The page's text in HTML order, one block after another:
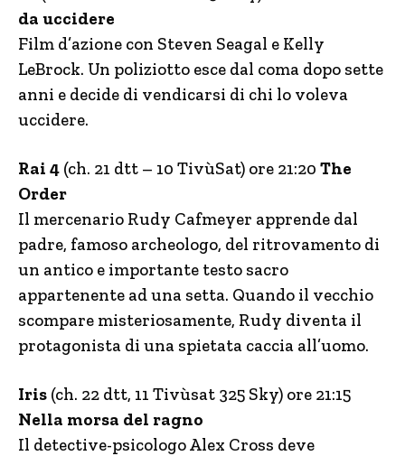
da uccidere
Film d’azione con Steven Seagal e Kelly
LeBrock. Un poliziotto esce dal coma dopo sette
anni e decide di vendicarsi di chi lo voleva
uccidere.
Rai 4 (ch. 21 dtt – 10 TivùSat) ore 21:20 The
Order
Il mercenario Rudy Cafmeyer apprende dal
padre, famoso archeologo, del ritrovamento di
un antico e importante testo sacro
appartenente ad una setta. Quando il vecchio
scompare misteriosamente, Rudy diventa il
protagonista di una spietata caccia all’uomo.
Iris (ch. 22 dtt, 11 Tivùsat 325 Sky) ore 21:15
Nella morsa del ragno
Il detective-psicologo Alex Cross deve